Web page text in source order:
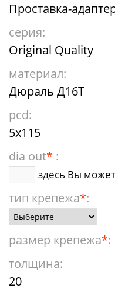
Проставка-
серия:
Original Quality
материал:
Дюраль Д16Т
pcd:
5x115
dia out* :
здесь Вы
тип крепежа*:
размер крепежа*:
толщина:
20